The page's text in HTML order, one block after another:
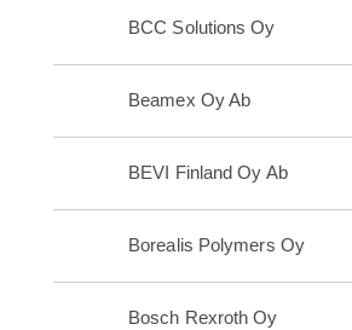
BCC Solutions Oy
Beamex Oy Ab
BEVI Finland Oy Ab
Borealis Polymers Oy
Bosch Rexroth Oy